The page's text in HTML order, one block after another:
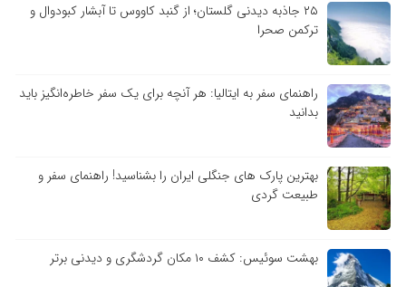
۲۵ جاذبه دیدنی گلستان؛ از گنبد کاووس تا آبشار کبودوال و
ترکمن صحرا
راهنمای سفر به ایتالیا: هر آنچه برای یک سفر خاطره‌انگیز باید
بدانید
بهترین پارک های جنگلی ایران را بشناسید! راهنمای سفر و
طبیعت گردی
بهشت سوئیس: کشف ۱۰ مکان گردشگری و دیدنی برتر